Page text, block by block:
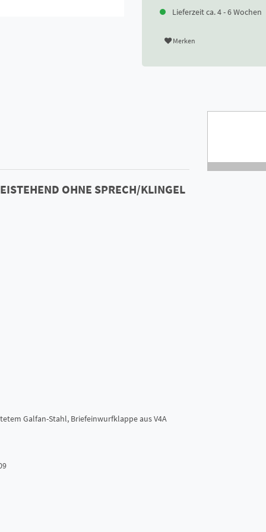
Lieferzeit ca. 4 - 6 Wochen
Merken
OHNE SPRECH/KLINGEL
Galfan-Stahl, Briefeinwurfklappe aus V4A